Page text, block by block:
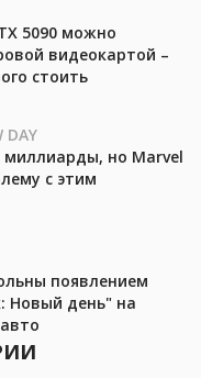
5090 можно
видеокартой –
стоить
DAY
миллиарды, но Marvel
с этим
появлением
Новый день" на